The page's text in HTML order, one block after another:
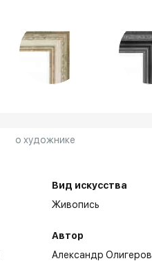
о художнике
Вид искусства
Живопись
Автор
Александр Олигеров